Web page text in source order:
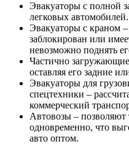
Эвакуаторы с полной
легковых автомобилей.
Эвакуаторы с краном –
заблокирован или
невозможно поднять
Частично загружающие
оставляя его задние
Эвакуаторы для
спецтехники –
коммерческий
Автовозы – позволяют
одновременно, что
авто оптом.